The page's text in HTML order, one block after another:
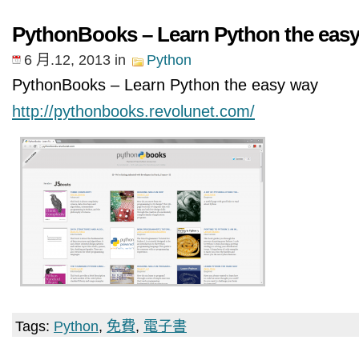
PythonBooks – Learn Python the
6 月.12, 2013 in Python
PythonBooks – Learn Python the easy way
http://pythonbooks.revolunet.com/
Tags: Python, 免費, 電子書